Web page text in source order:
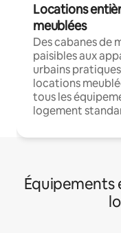
Locations
meublées
Des cabanes de
paisibles aux
urbains
locations
tous les
logement
Équipements